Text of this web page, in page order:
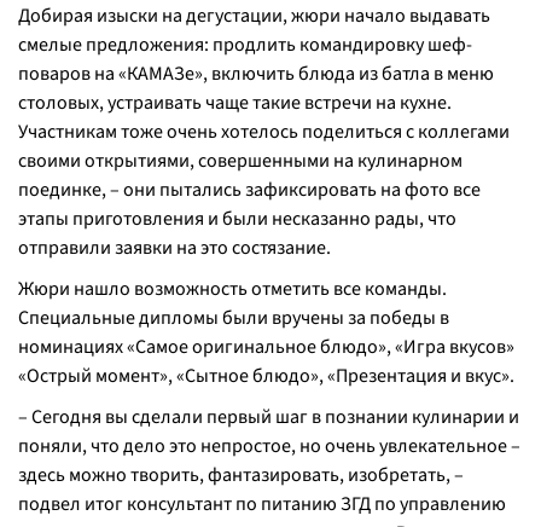
Добирая изыски на дегустации, жюри начало выдавать
смелые предложения: продлить командировку шеф-
поваров на «КАМАЗе», включить блюда из батла в меню
столовых, устраивать чаще такие встречи на кухне.
Участникам тоже очень хотелось поделиться с коллегами
своими открытиями, совершенными на кулинарном
поединке, – они пытались зафиксировать на фото все
этапы приготовления и были несказанно рады, что
отправили заявки на это состязание.
Жюри нашло возможность отметить все команды.
Специальные дипломы были вручены за победы в
номинациях «Самое оригинальное блюдо», «Игра вкусов»
«Острый момент», «Сытное блюдо», «Презентация и вкус».
– Сегодня вы сделали первый шаг в познании кулинарии и
поняли, что дело это непростое, но очень увлекательное –
здесь можно творить, фантазировать, изобретать, –
подвел итог консультант по питанию ЗГД по управлению